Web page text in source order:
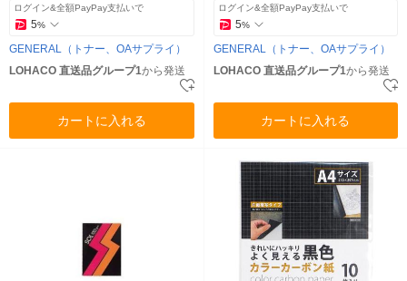
ログイン&全額PayPay支払いで
5%
GENERAL（トナー、OAサプライ）
LOHACO 直送品グループ1から発送
カートに入れる
ログイン&全額PayPay支払いで
5%
GENERAL（トナー、OAサプライ）
LOHACO 直送品グループ1から発送
カートに入れる